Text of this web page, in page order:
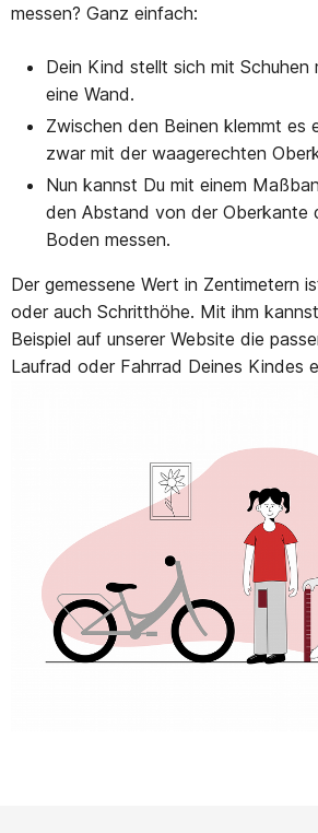
messen? Ganz einfach:
Dein Kind stellt sich mit Schuhen
eine Wand.
Zwischen den Beinen klemmt es
zwar mit der waagerechten
Nun kannst Du mit einem
den Abstand von der Oberkante
Boden messen.
Der gemessene Wert in Zentimetern
oder auch Schritthöhe. Mit ihm
Beispiel auf unserer Website die
Laufrad oder Fahrrad Deines Kindes